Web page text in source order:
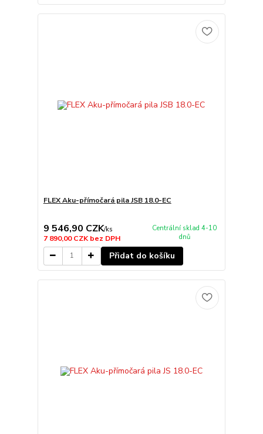
FLEX Aku-přímočará pila JSB 18.0-EC
9 546,90 CZK/ks
7 890,00 CZKbez DPH
Centrální sklad 4-10
dnů
Přidat do košíku